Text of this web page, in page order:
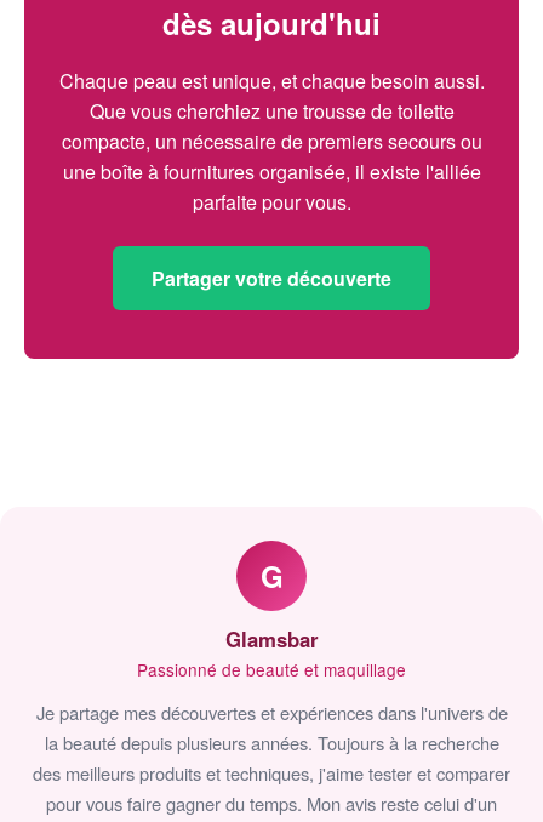
dès aujourd'hui
Chaque peau est unique, et chaque besoin aussi.
Que vous cherchiez une trousse de toilette
compacte, un nécessaire de premiers secours ou
une boîte à fournitures organisée, il existe l'alliée
parfaite pour vous.
Partager votre découverte
G
Glamsbar
Passionné de beauté et maquillage
Je partage mes découvertes et expériences dans l'univers de
la beauté depuis plusieurs années. Toujours à la recherche
des meilleurs produits et techniques, j'aime tester et comparer
pour vous faire gagner du temps. Mon avis reste celui d'un